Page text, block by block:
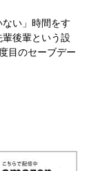
い」時間をす
後輩という設
目のセーブデー